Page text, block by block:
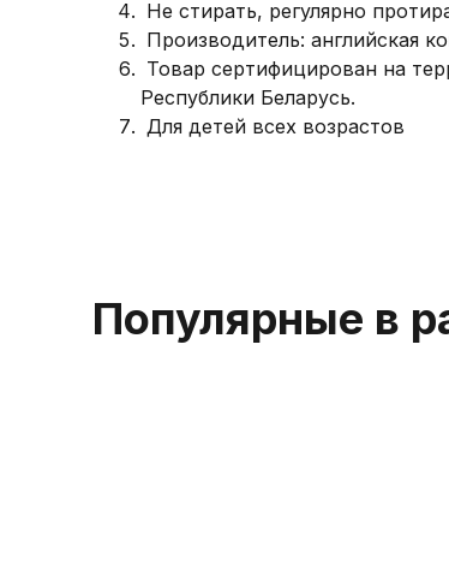
Не стирать, регулярно
Производитель: английская
Товар сертифицирован на
Республики Беларусь.
Для детей всех возрастов
Популярные в